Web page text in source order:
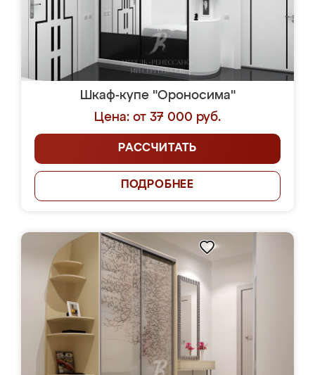
Шкаф-купе "Ороносима"
Цена: от 37 000 руб.
РАССЧИТАТЬ
ПОДРОБНЕЕ